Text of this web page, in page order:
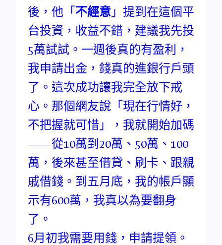
後，他「 不經意 」提到在這個平
台投資，收益不錯，建議我先投
5萬試試。一週後真的有盈利，
我申請出金，錢真的進銀行戶頭
了。這次成功讓我完全放下戒
心。那個網友說「現在行情好，
不把握就可惜」，我就開始加碼
——從10萬到20萬、50萬、100
萬，後來甚至借貸、刷卡、跟親
戚借錢。到五月底，我的帳戶顯
示有600萬，我真以為要翻身
了。
6月初我需要用錢，申請提領。